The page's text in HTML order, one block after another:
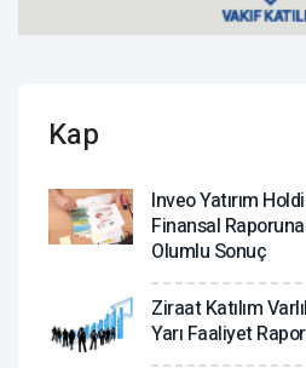
Kap
Inveo Yatırım
Finansal Raporuna
Olumlu Sonuç
Ziraat Katılım
Yarı Faaliyet